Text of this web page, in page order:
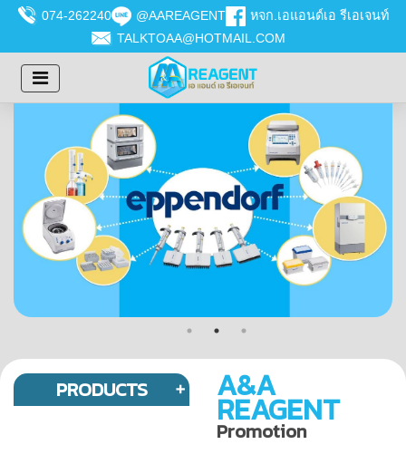
074-262240 @AAREAGENT
หจก.เอแอนด์เอ รีเอเจนท์
TALKTOAA@HOTMAIL.COM
PRODUCTS A&A
REAGENT
Promotion